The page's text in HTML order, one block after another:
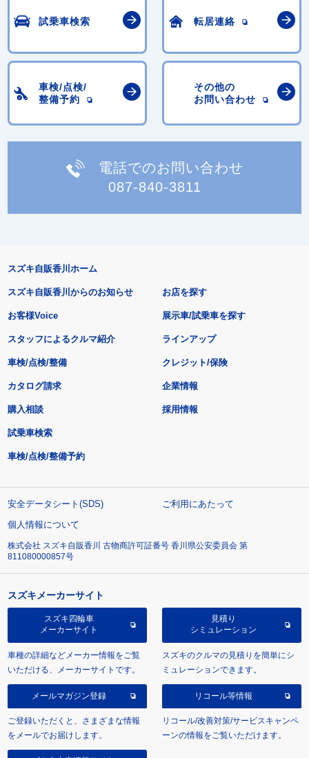
試乗車検索 転居連絡
車検/点検/
整備予約
その他の
お問い合わせ
電話でのお問い合わせ
087-840-3811
スズキ自販香川ホーム
スズキ自販香川からのお知らせ
お客様Voice
スタッフによるクルマ紹介
お店を探す
展示車/試乗車を探す
ラインアップ
車検/点検/整備 クレジット/保険
カタログ請求
購入相談
試乗車検索
車検/点検/整備予約
企業情報
採用情報
安全データシート(SDS)
ご利用にあたって
個人情報について
株式会社 スズキ自販香川 古物商許可証番号 香川県公安委員会 第
811080000857号
スズキメーカーサイト
スズキ四輪車
メーカーサイト
車種の詳細などメーカー情報をご覧
いただける、メーカーサイトです。
見積り
シミュレーション
スズキのクルマの見積りを簡単にシ
ミュレーションできます。
メールマガジン登録
ご登録いただくと、さまざまな情報
をメールでお届けします。
リコール等情報
リコール/改善対策/サービスキャンペ
ーンの情報をご覧いただけます。